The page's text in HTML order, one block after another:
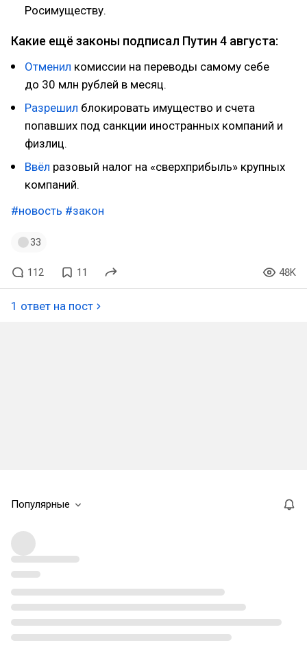
Росимуществу.
Какие ещё законы подписал Путин 4 августа:
Отменил комиссии на переводы самому себе
до 30 млн рублей в месяц.
Разрешил блокировать имущество и счета
попавших под санкции иностранных компаний и
физлиц.
Ввёл разовый налог на «сверхприбыль» крупных
компаний.
#новость #закон
33
112 11 48K
1 ответ на пост
Популярные